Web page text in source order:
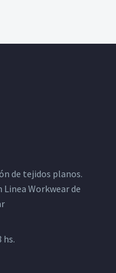
de tejidos planos.
Workwear de
hs.